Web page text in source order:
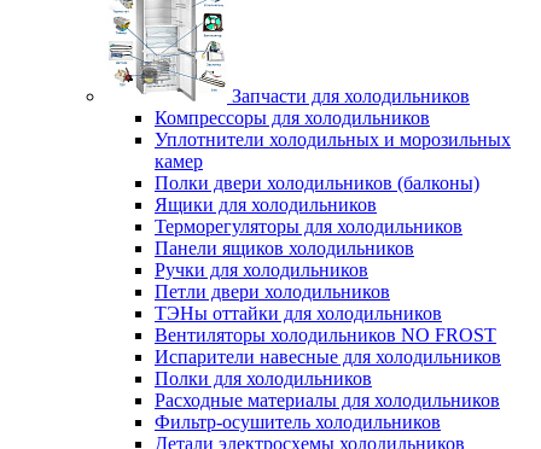
Запчасти для холодильников
Компрессоры для холодильников
Уплотнители холодильных и морозильных
камер
Полки двери холодильников (балконы)
Ящики для холодильников
Терморегуляторы для холодильников
Панели ящиков холодильников
Ручки для холодильников
Петли двери холодильников
ТЭНы оттайки для холодильников
Вентиляторы холодильников NO FROST
Испарители навесные для холодильников
Полки для холодильников
Расходные материалы для холодильников
Фильтр-осушитель холодильников
Детали электросхемы холодильников